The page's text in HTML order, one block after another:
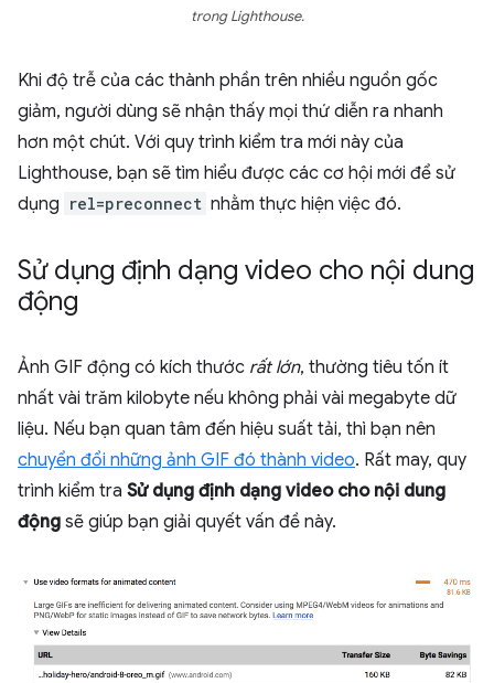
trong Lighthouse.
Khi độ trễ của các thành phần trên nhiều nguồn gốc
giảm, người dùng sẽ nhận thấy mọi thứ diễn ra nhanh
hơn một chút. Với quy trình kiểm tra mới này của
Lighthouse, bạn sẽ tìm hiểu được các cơ hội mới để sử
dụng rel=preconnect nhằm thực hiện việc đó.
Sử dụng định dạng video cho nội dung
động
Ảnh GIF động có kích thước rất lớn, thường tiêu tốn ít
nhất vài trăm kilobyte nếu không phải vài megabyte dữ
liệu. Nếu bạn quan tâm đến hiệu suất tải, thì bạn nên
chuyển đổi những ảnh GIF đó thành video. Rất may, quy
trình kiểm tra Sử dụng định dạng video cho nội dung
động sẽ giúp bạn giải quyết vấn đề này.